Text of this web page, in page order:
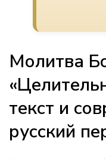
Молитва
текст и
русский